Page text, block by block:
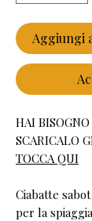
Aggiungi
HAI
SCARICALO
TOCCA QUI
Ciabatte
per la